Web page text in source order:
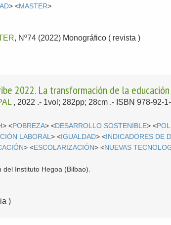
> <MASTER>
, Nº74 (2022) Monográfico ( revista )
2022. La transformación de la
, 2022 .- 1vol; 282pp; 28cm .- ISBN 978-92-
> <POBREZA> <DESARROLLO SOSTENIBLE> <
LABORAL> < IGUALDAD> < INDICADORES DE
> <ESCOLARIZACIÓN> <NUEVAS
del Instituto Hegoa (Bilbao).
)